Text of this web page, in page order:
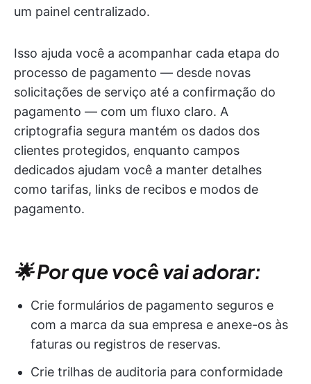
um painel centralizado.
Isso ajuda você a acompanhar cada etapa do
processo de pagamento — desde novas
solicitações de serviço até a confirmação do
pagamento — com um fluxo claro. A
criptografia segura mantém os dados dos
clientes protegidos, enquanto campos
dedicados ajudam você a manter detalhes
como tarifas, links de recibos e modos de
pagamento.
🌟 Por que você vai adorar:
Crie formulários de pagamento seguros e
com a marca da sua empresa e anexe-os às
faturas ou registros de reservas.
Crie trilhas de auditoria para conformidade